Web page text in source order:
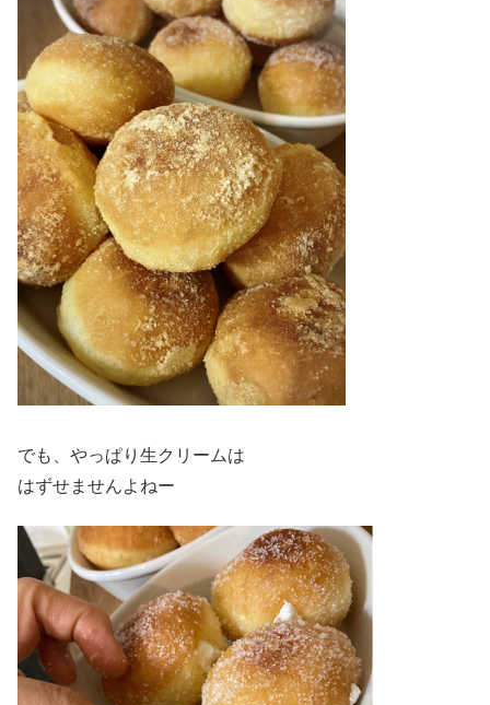
でも、やっぱり生クリームは
はずせませんよねー